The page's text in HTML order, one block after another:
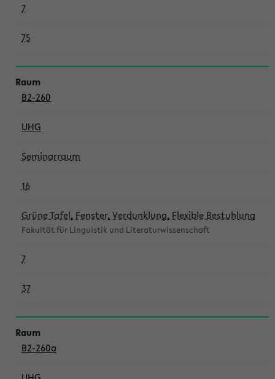
7
75
B2-260
UHG
Seminarraum
16
Grüne Tafel, Fenster, Verdunklung, Flexible Bestuhlung
Fakultät für Linguistik und Literaturwissenschaft
7
37
B2-260a